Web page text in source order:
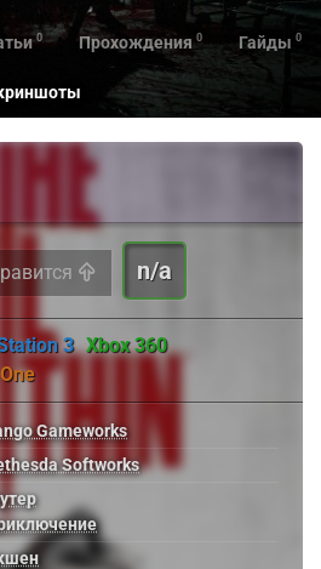
0 Прохождения 0 Гайды 0
n/a
3 Xbox 360
Gameworks
Softworks